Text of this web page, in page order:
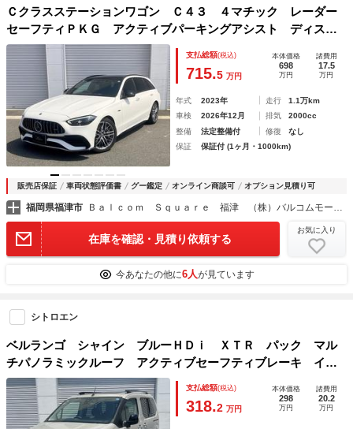
Ｃクラスステーションワゴン Ｃ４３ ４マチック レーダー
セーフティＰＫＧ アクティブパーキングアシスト ディスタ
ンスアシストディストロニック アクティブブレーキアシス
ト ステアリングアシスト ブラインドスポットアシスト レ
ーンキーピングアシス
支払総額(税込)
715.5 万円
本体価格
698
万円
諸費用
17.5
万円
年式 2023年 走行
1.1万km
車検
2026年12月 排気
2000cc
整備
法定整備付 修復
なし
保証
保証付 (1ヶ月・1000km)
販売店保証 車両状態評価書 グー鑑定 オンライン商談可 オプション見積り可
福岡県福津市 Ｂａｌｃｏｍ Ｓｑｕａｒｅ 福津 （株）バルコムモータース
在庫を確認・見積り依頼する
お気に入り
今あなたの他に6人が見ています
シトロエン
ベルランゴ シャイン ブルーＨＤｉ ＸＴＲ パック マル
チパノラミックルーフ アクティブセーフティブレーキ イン
テリジェントハイビーム レーンキープアシスト ブラインド
スポットモニター サイドカメラ Ｂカメラ フロントソナ
ー サイドソナー バックソナー
支払総額(税込)
318.2 万円
本体価格
298
万円
諸費用
20.2
万円